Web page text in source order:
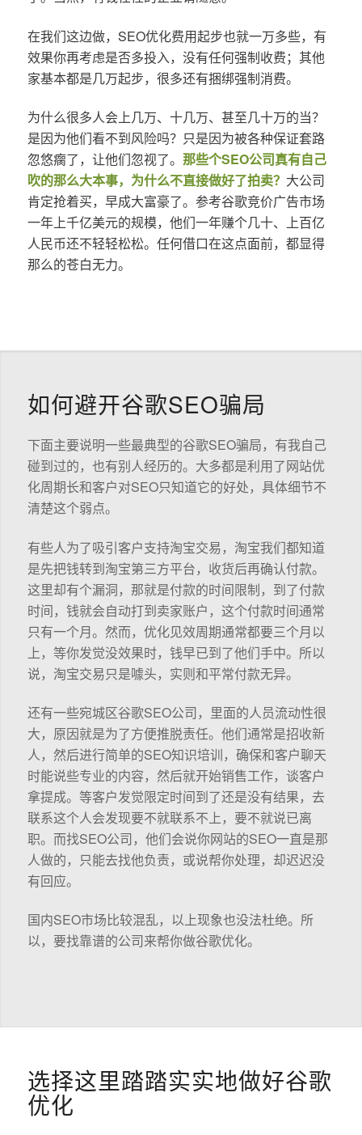
在我们这边做，SEO优化费用起步也就一万多些，有
效果你再考虑是否多投入，没有任何强制收费；其他
家基本都是几万起步，很多还有捆绑强制消费。
为什么很多人会上几万、十几万、甚至几十万的当？
是因为他们看不到风险吗？只是因为被各种保证套路
忽悠瘸了，让他们忽视了。 那些个SEO公司真有自己
吹的那么大本事，为什么不直接做好了拍卖？ 大公司
肯定抢着买，早成大富豪了。参考谷歌竞价广告市场
一年上千亿美元的规模，他们一年赚个几十、上百亿
人民币还不轻轻松松。任何借口在这点面前，都显得
那么的苍白无力。
如何避开谷歌SEO骗局
下面主要说明一些最典型的谷歌SEO骗局，有我自己
碰到过的，也有别人经历的。大多都是利用了网站优
化周期长和客户对SEO只知道它的好处，具体细节不
清楚这个弱点。
有些人为了吸引客户支持淘宝交易，淘宝我们都知道
是先把钱转到淘宝第三方平台，收货后再确认付款。
这里却有个漏洞，那就是付款的时间限制，到了付款
时间，钱就会自动打到卖家账户，这个付款时间通常
只有一个月。然而，优化见效周期通常都要三个月以
上，等你发觉没效果时，钱早已到了他们手中。所以
说，淘宝交易只是噱头，实则和平常付款无异。
还有一些宛城区谷歌SEO公司，里面的人员流动性很
大，原因就是为了方便推脱责任。他们通常是招收新
人，然后进行简单的SEO知识培训，确保和客户聊天
时能说些专业的内容，然后就开始销售工作，谈客户
拿提成。等客户发觉限定时间到了还是没有结果，去
联系这个人会发现要不就联系不上，要不就说已离
职。而找SEO公司，他们会说你网站的SEO一直是那
人做的，只能去找他负责，或说帮你处理，却迟迟没
有回应。
国内SEO市场比较混乱，以上现象也没法杜绝。所
以，要找靠谱的公司来帮你做谷歌优化。
选择这里踏踏实实地做好谷歌
优化